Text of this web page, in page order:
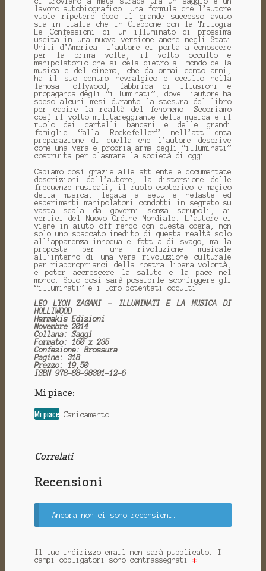
lavoro autobiografico. Una formula che l’autore
vuole ripetere dopo il grande successo avuto
sia in Italia che in Giappone con la Trilogia
Le Confessioni di un illuminato di prossima
uscita in una nuova versione anche negli Stati
Uniti d’America. L’autore ci porta a conoscere
per la prima volta, il volto occulto e
manipolatorio che si cela dietro al mondo della
musica e del cinema, che da ormai cento anni,
ha il suo centro nevralgico e occulto nella
famosa Hollywood, fabbrica di illusioni e
propaganda degli “illuminati”, dove l’autore ha
speso alcuni mesi durante la stesura del libro
per capire la realtà del fenomeno. Scopriamo
così il volto militareggiante della musica e il
ruolo dei cartelli bancari e delle grandi
famiglie “alla Rockefeller” nell’att enta
preparazione di quella che l’autore descrive
come una vera e propria arma degli “illuminati”
costruita per plasmare la società di oggi.
Capiamo così grazie alle att ente e documentate
descrizioni dell’autore, la distorsione delle
frequenze musicali, il ruolo esoterico e magico
della musica, legata a sett e nefaste ed
esperimenti manipolatori condotti in segreto su
vasta scala da governi senza scrupoli, ai
vertici del Nuovo Ordine Mondiale. L’autore ci
viene in aiuto off rendo con questa opera, non
solo uno spaccato inedito di questa realtà solo
all’apparenza innocua e fatt a di svago, ma la
proposta per una rivoluzione musicale
all’interno di una vera rivoluzione culturale
per riappropriarci della nostra libera volontà,
e poter accrescere la salute e la pace nel
mondo. Solo così sarà possibile sconfiggere gli
“illuminati” e i loro potentati occulti.
LEO LYON ZAGAMI - ILLUMINATI E LA MUSICA DI
HOLLIWOOD
Harmakis Edizioni
Novembre 2014
Collana: Saggi
Formato: 160 x 235
Confezione: Brossura
Pagine: 318
Prezzo: 19,50
ISBN 978-88-98301-12-6
Mi piace:
Mi piace Caricamento...
Correlati
Recensioni
Ancora non ci sono recensioni.
Il tuo indirizzo email non sarà pubblicato.
campi obbligatori sono contrassegnati *